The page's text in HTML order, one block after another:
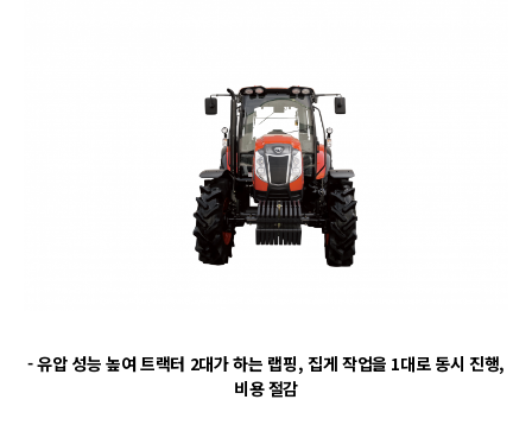
- 유압 성능 높여 트랙터 2대가 하는 랩핑, 집게 작업을 1대로 동시 진행,
비용 절감